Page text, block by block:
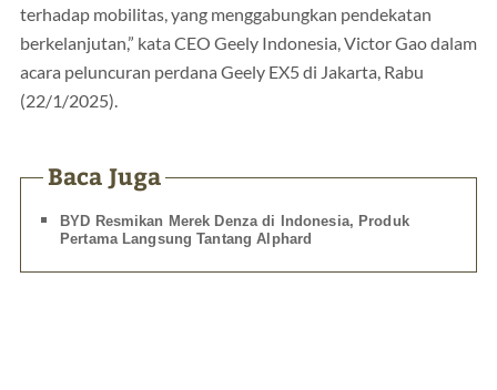
terhadap mobilitas, yang menggabungkan pendekatan
berkelanjutan,” kata CEO Geely Indonesia, Victor Gao dalam
acara peluncuran perdana Geely EX5 di Jakarta, Rabu
(22/1/2025).
Baca Juga
BYD Resmikan Merek Denza di Indonesia, Produk
Pertama Langsung Tantang Alphard